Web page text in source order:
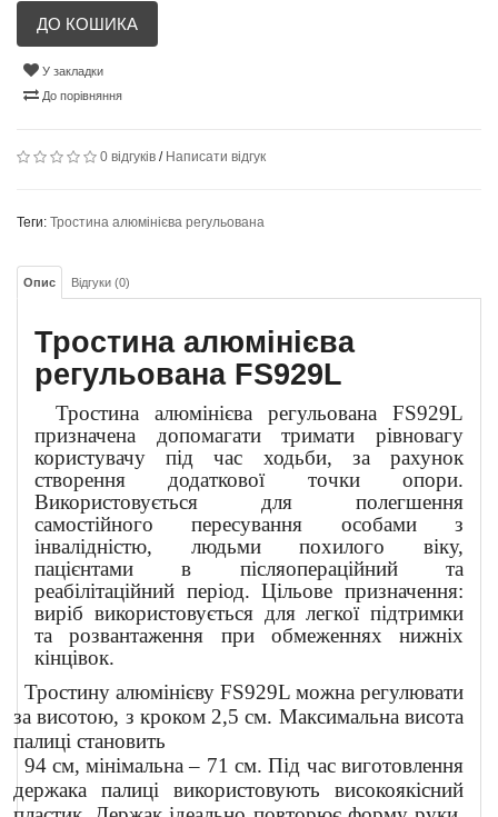
ДО КОШИКА
У закладки
До порівняння
0 відгуків / Написати відгук
Теги: Тростина алюмінієва регульована
Опис Відгуки (0)
Тростина алюмінієва
регульована FS929L
Тростина алюмінієва регульована FS929L
призначена допомагати тримати рівновагу
користувачу під час ходьби, за рахунок
створення додаткової точки опори.
Використовується для полегшення
самостійного пересування особами з
інвалідністю, людьми похилого віку,
пацієнтами в післяопераційний та
реабілітаційний період. Цільове призначення:
виріб використовується для легкої підтримки
та розвантаження при обмеженнях нижніх
кінцівок.
Тростину алюмінієву FS929L можна регулювати
за висотою, з кроком 2,5 см. Максимальна висота
палиці становить
94 см, мінімальна – 71 см. Під час виготовлення
держака палиці використовують високоякісний